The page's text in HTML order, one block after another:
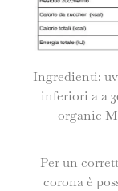
Ingredienti:
inferiori a a
organic
Per un
corona è